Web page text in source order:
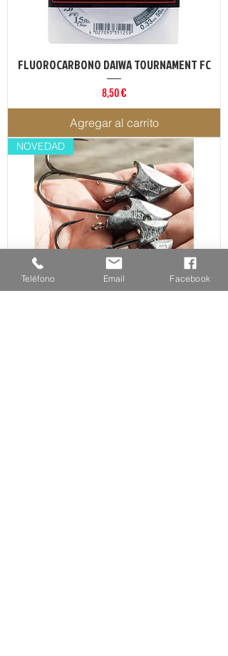
FLUOROCARBONO DAIWA TOURNAMENT FC
Precio
8,50 €
Agregar al carrito
NOVEDAD
Teléfono Email Facebook